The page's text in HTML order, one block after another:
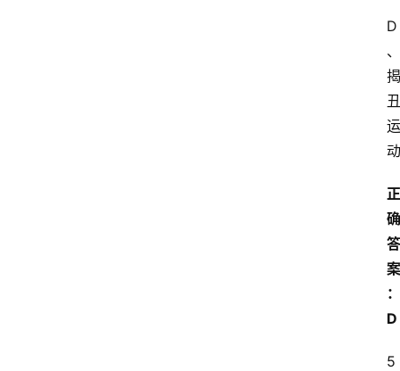
D
、
揭
丑
运
动
正
确
答
案
：
D
5